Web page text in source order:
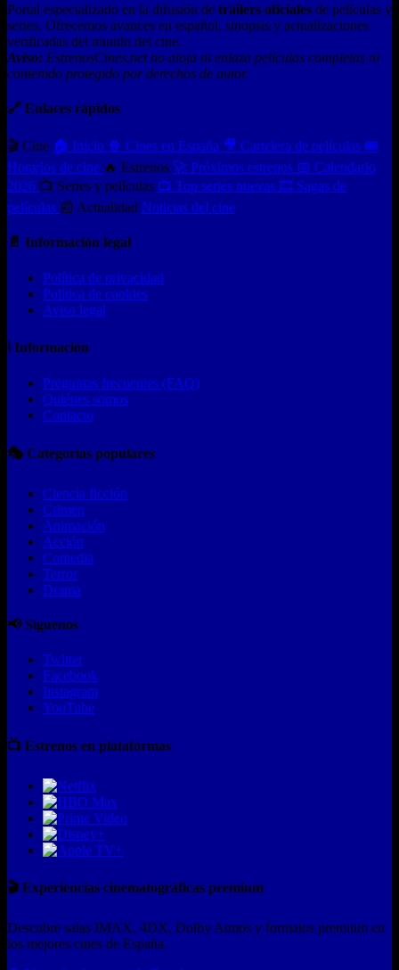
Portal especializado en la difusión de tráilers oficiales de películas y
series. Ofrecemos avances en español, sinopsis y actualizaciones
verificadas del mundo del cine.
Aviso: EstrenosCines.net no aloja ni enlaza películas completas ni
contenido protegido por derechos de autor.
🔗 Enlaces rápidos
🎬 Cine 🏠 Inicio 🍿 Cines en España 🎥 Cartelera de películas 🎟️
Horarios de cine 🔥 Estrenos 🚀 Próximos estrenos 📅 Calendario
2026 📺 Series y películas 📺 Top series nuevas 🎞️ Sagas de
películas 📰 Actualidad Noticias del cine
📄 Información legal
Política de privacidad
Política de cookies
Aviso legal
ℹ️ Información
Preguntas frecuentes (FAQ)
Quiénes somos
Contacto
🎭 Categorías populares
Ciencia ficción
Crimen
Animación
Acción
Comedia
Terror
Drama
📢 Síguenos
Twitter
Facebook
Instagram
YouTube
📺 Estrenos en plataformas
🎬 Experiencias cinematográficas premium
Descubre salas IMAX, 4DX, Dolby Atmos y formatos premium en
los mejores cines de España.